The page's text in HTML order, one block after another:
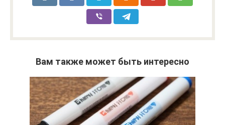
Вам также может быть интересно